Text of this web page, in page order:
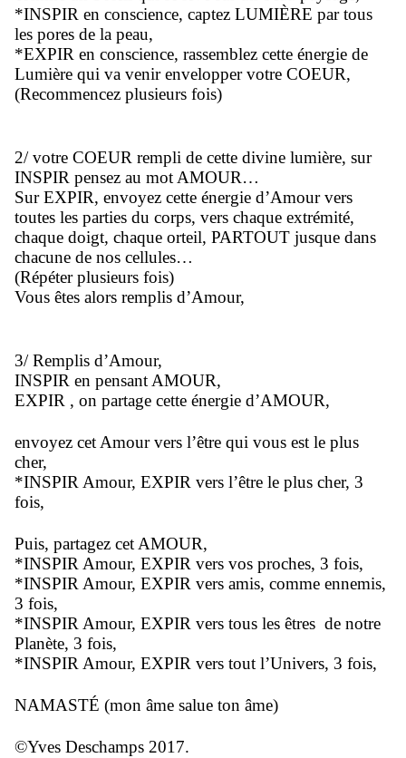
*INSPIR en conscience, captez LUMIÈRE par tous
les pores de la peau,
*EXPIR en conscience, rassemblez cette énergie de
Lumière qui va venir envelopper votre COEUR,
(Recommencez plusieurs fois)
2/ votre COEUR rempli de cette divine lumière, sur
INSPIR pensez au mot AMOUR…
Sur EXPIR, envoyez cette énergie d’Amour vers
toutes les parties du corps, vers chaque extrémité,
chaque doigt, chaque orteil, PARTOUT jusque dans
chacune de nos cellules…
(Répéter plusieurs fois)
Vous êtes alors remplis d’Amour,
3/ Remplis d’Amour,
INSPIR en pensant AMOUR,
EXPIR , on partage cette énergie d’AMOUR,
envoyez cet Amour vers l’être qui vous est le plus
cher,
*INSPIR Amour, EXPIR vers l’être le plus cher, 3
fois,
Puis, partagez cet AMOUR,
*INSPIR Amour, EXPIR vers vos proches, 3 fois,
*INSPIR Amour, EXPIR vers amis, comme ennemis,
3 fois,
*INSPIR Amour, EXPIR vers tous les êtres de notre
Planète, 3 fois,
*INSPIR Amour, EXPIR vers tout l’Univers, 3 fois,
NAMASTÉ (mon âme salue ton âme)
©Yves Deschamps 2017.